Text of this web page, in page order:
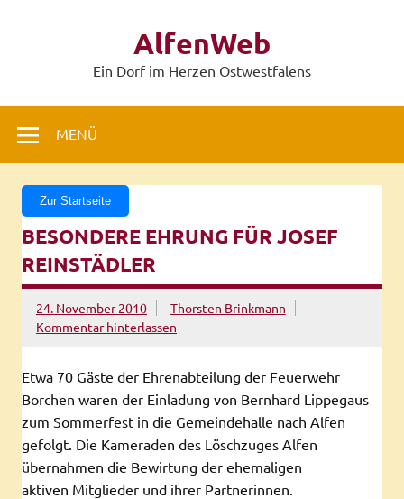
AlfenWeb
Ein Dorf im Herzen Ostwestfalens
MENÜ
Zur Startseite
BESONDERE EHRUNG FÜR JOSEF
REINSTÄDLER
24. November 2010
Thorsten Brinkmann
Kommentar hinterlassen
Etwa 70 Gäste der Ehrenabteilung der Feuerwehr
Borchen waren der Einladung von Bernhard Lippegaus
zum Sommerfest in die Gemeindehalle nach Alfen
gefolgt. Die Kameraden des Löschzuges Alfen
übernahmen die Bewirtung der ehemaligen
aktiven Mitglieder und ihrer Partnerinnen.